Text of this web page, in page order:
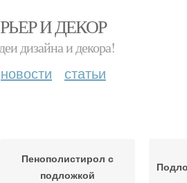
И ДЕКОР
дизайна и декора!
новости статьи
Пенополистирол с
подложкой